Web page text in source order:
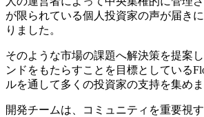
が限られている個人投資家の声が届き
りました。
そのような市場の課題へ解決策を提案
ンドをもたらすことを目標としている
ルを通して多くの投資家の支持を集めま
開発チームは、コミュニティを重要視